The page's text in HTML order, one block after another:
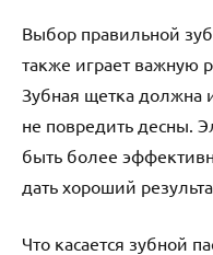
Выбор правильной
также играет важную
Зубная щетка должна
не повредить десны.
быть более
дать хороший
Что касается зубной